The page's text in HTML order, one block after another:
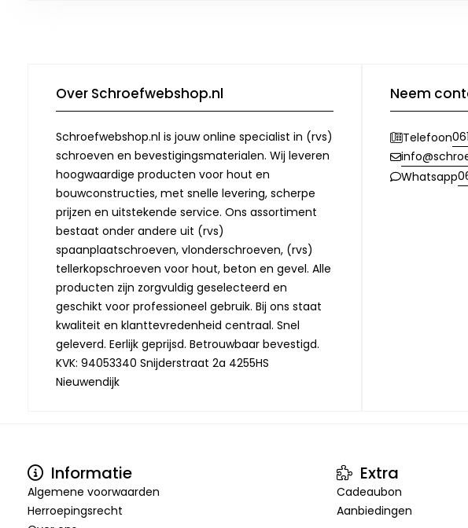
Over Schroefwebshop.nl
Schroefwebshop.nl is jouw online specialist in (rvs)
schroeven en bevestigingsmaterialen. Wij leveren
hoogwaardige producten voor hout en
bouwconstructies, met snelle levering, scherpe
prijzen en uitstekende service. Ons assortiment
bestaat onder andere uit (rvs)
spaanplaatschroeven, vlonderschroeven, (rvs)
tellerkopschroeven voor hout, beton en gevel. Alle
producten zijn zorgvuldig geselecteerd en
geschikt voor professioneel gebruik. Bij ons staat
kwaliteit en klanttevredenheid centraal. Snel
geleverd. Eerlijk geprijsd. Betrouwbaar bevestigd.
KVK: 94053340 Snijderstraat 2a 4255HS
Nieuwendijk
Neem
Telefoon
Whatsapp
Informatie
Algemene voorwaarden
Herroepingsrecht
Extra
Cadeaubon
Aanbiedingen